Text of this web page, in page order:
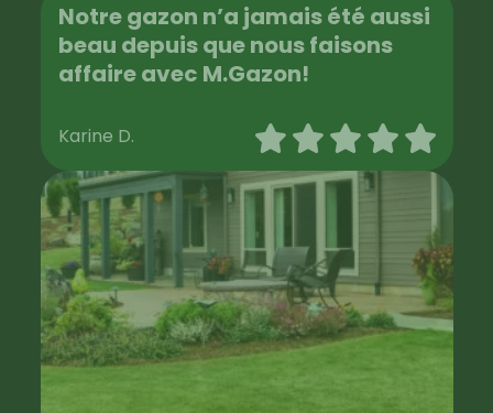
Notre gazon n’a jamais été aussi
beau depuis que nous faisons
affaire avec M.Gazon!
Karine D.